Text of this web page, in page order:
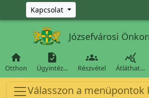
Ugrás a fő tartalomra
Kapcsolat
Józsefvárosi

Otthon

Ügyintéz…

Részvétel

Átláthat…
Válasszon a menüpontok